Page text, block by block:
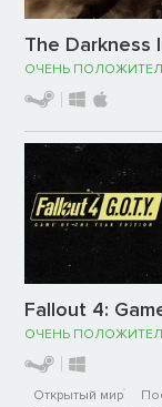
The Darkness
ОЧЕНЬ
Fallout 4:
ОЧЕНЬ
Открытый мир